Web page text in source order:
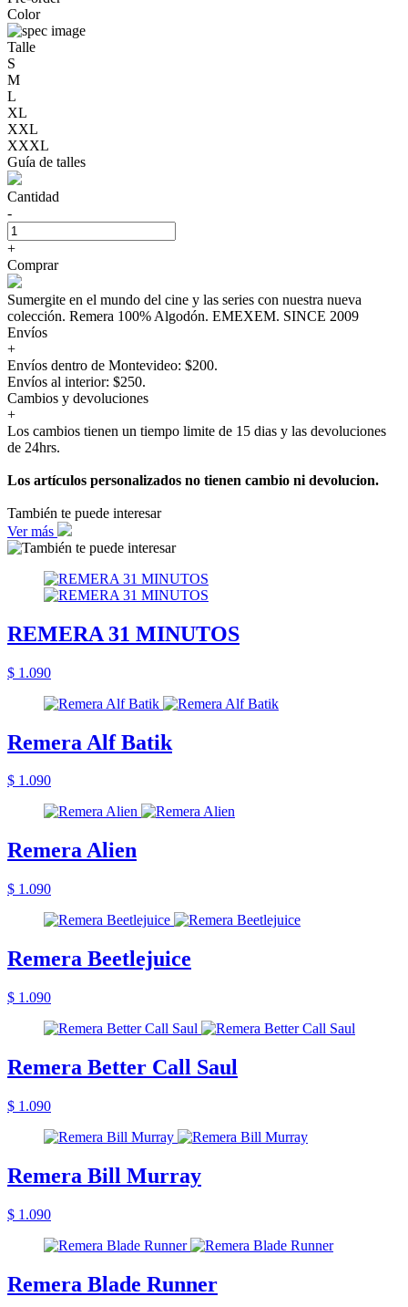
Color
Talle
S
M
L
XL
XXL
XXXL
Guía de talles
Cantidad
-
+
Comprar
Sumergite en el mundo del cine y las series con nuestra nueva
colección. Remera 100% Algodón. EMEXEM. SINCE 2009
Envíos
+
Envíos dentro de Montevideo: $200.
Envíos al interior: $250.
Cambios y devoluciones
+
Los cambios tienen un tiempo limite de 15 dias y las devoluciones
de 24hrs.
Los artículos personalizados no tienen cambio ni devolucion.
También te puede interesar
Ver más
REMERA 31 MINUTOS
$ 1.090
Remera Alf Batik
$ 1.090
Remera Alien
$ 1.090
Remera Beetlejuice
$ 1.090
Remera Better Call Saul
$ 1.090
Remera Bill Murray
$ 1.090
Remera Blade Runner